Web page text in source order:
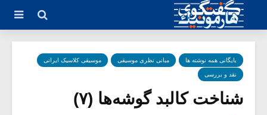
بایگانی همه نوشته ها مبانی نظری موسیقی موسیقی کلاسیک ایرانی
نقد و بررسی
شناخت کالبد گوشه‌ها (۷)